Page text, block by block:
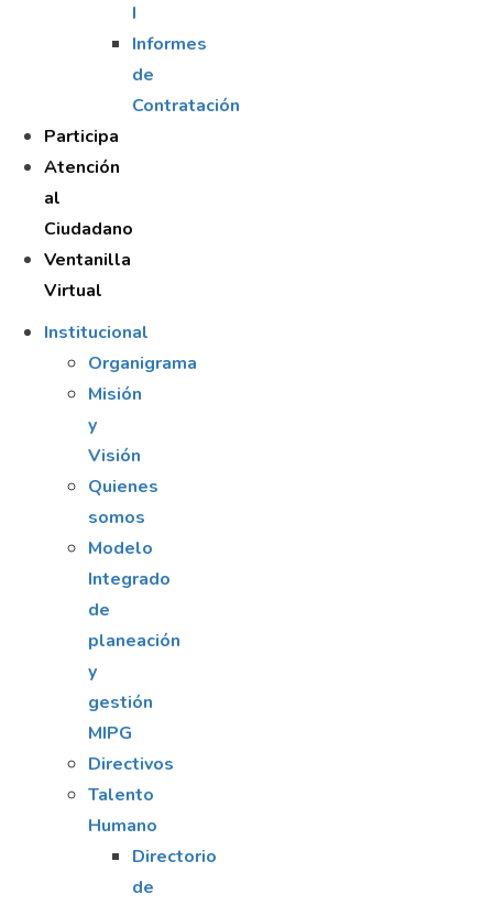
I
Informes
de
Contratación
Participa
Atención
al
Ciudadano
Ventanilla
Virtual
Institucional
Organigrama
Misión
y
Visión
Quienes
somos
Modelo
Integrado
de
planeación
y
gestión
MIPG
Directivos
Talento
Humano
Directorio
de